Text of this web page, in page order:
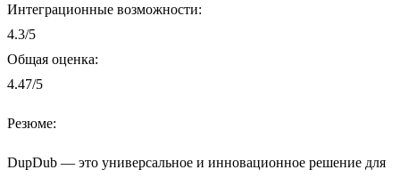
Интеграционные возможности:
4.3/5
Общая оценка:
4.47/5
Резюме:
DupDub — это универсальное и инновационное решение для